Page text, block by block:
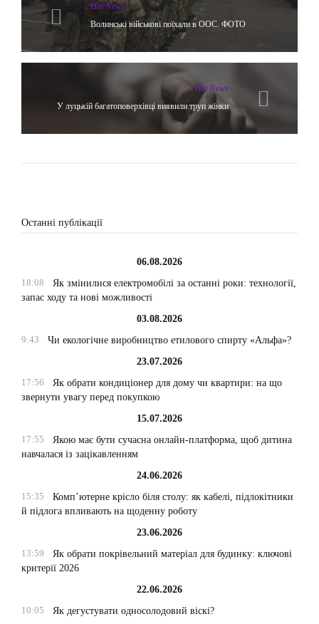
Hot News
Волинські військові поїхали в ООС. ФОТО
Hot News
У луцькій багатоповерхівці виявили труп жінки
Останні публікації
06.08.2026
18:08
Як змінилися електромобілі за останні роки: технології,
запас ходу та нові можливості
03.08.2026
9:43
Чи екологічне виробництво етилового спирту «Альфа»?
23.07.2026
17:56
Як обрати кондиціонер для дому чи квартири: на що
звернути увагу перед покупкою
15.07.2026
17:55
Якою має бути сучасна онлайн-платформа, щоб дитина
навчалася із зацікавленням
24.06.2026
15:35
Комп’ютерне крісло біля столу: як кабелі, підлокітники
й підлога впливають на щоденну роботу
23.06.2026
13:59
Як обрати покрівельний матеріал для будинку: ключові
критерії 2026
22.06.2026
10:05
Як дегустувати односолодовий віскі?